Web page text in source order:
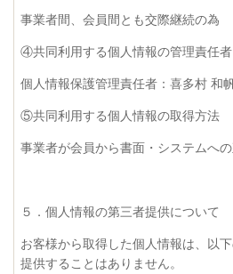
事業者間、会員間とも交際継続の為
④共同利用する個人情報の管理責任者
個人情報保護管理責任者：喜多村 和
⑤共同利用する個人情報の取得方法
事業者が会員から書面・システムへ
５．個人情報の第三者提供について
お客様から取得した個人情報は、以
提供することはありません。